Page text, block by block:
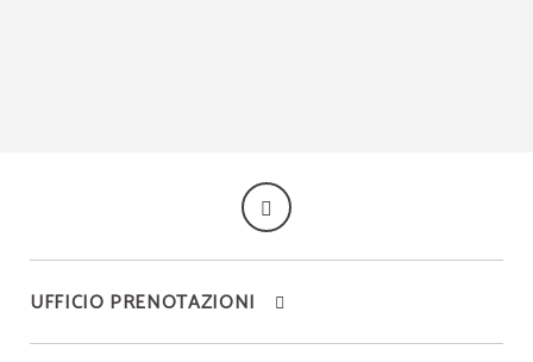
UFFICIO PRENOTAZIONI